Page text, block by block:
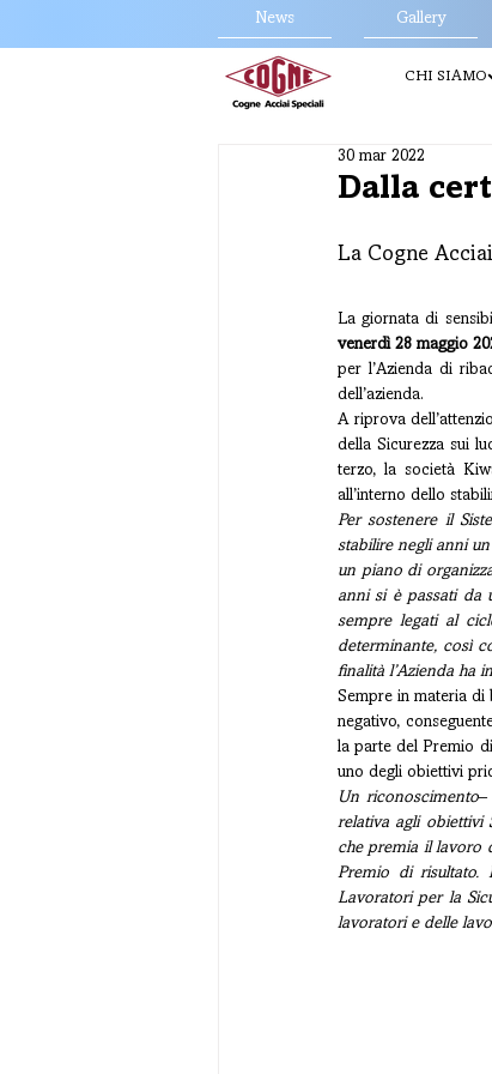
News Gallery
CHI SIAMO
Dalla
30 mar 2022
La Cogne
venerdì 28 maggio
per l’Azienda di
dell’azienda.
A riprova
della Sicurezza sui
terzo, la società
all’interno dello
Per sostenere il
stabilire negli anni
un piano di
anni si è passati da
sempre legati al
determinante, così
finalità l’Azienda ha
Sempre in materia di
negativo,
la parte del Premio
uno degli obiettivi
Un riconoscimento–
relativa agli obiettivi
che premia il lavoro
Premio di risultato.
Lavoratori per la
lavoratori e delle